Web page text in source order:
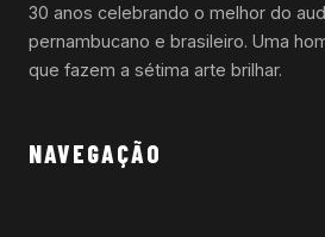
30 anos celebrando o melhor do
pernambucano e brasileiro. Uma
que fazem a sétima arte brilhar.
NAVEGAÇÃO